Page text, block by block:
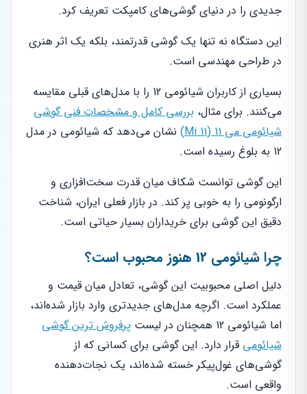
جدیدی را در دنیای گوشی‌های کامپکت تعریف کرد.
این دستگاه نه تنها یک گوشی قدرتمند، بلکه یک اثر هنری
در طراحی مهندسی است.
بسیاری از کاربران شیائومی 12 را با مدل‌های قبلی مقایسه
می‌کنند. برای مثال، بررسی کامل و مشخصات فنی گوشی
شیائومی می 11 (Mi 11)
نشان می‌دهد که شیائومی در مدل
12 به بلوغ رسیده است.
این گوشی توانست شکاف میان قدرت سخت‌افزاری و
ارگونومی را به خوبی پر کند. در بازار فعلی ایران، شناخت
دقیق این گوشی برای خریداران بسیار حیاتی است.
چرا شیائومی 12 هنوز محبوب است؟
دلیل اصلی محبوبیت این گوشی، تعادل میان قیمت و
عملکرد است. اگرچه مدل‌های جدیدتری وارد بازار شده‌اند،
اما شیائومی 12 همچنان در لیست
پرفروش ترین گوشی
شیائومی قرار دارد. این گوشی برای کسانی که از
گوشی‌های غول‌پیکر خسته شده‌اند، یک نجات‌دهنده
واقعی است.